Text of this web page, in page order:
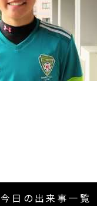
今日の出来事一覧